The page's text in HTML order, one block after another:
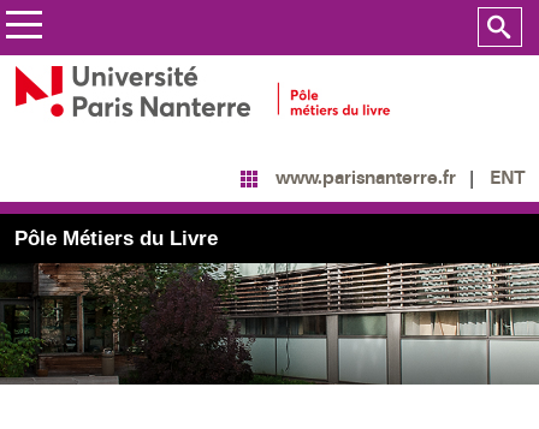
www.parisnanterre.fr ENT
Pôle Métiers du Livre